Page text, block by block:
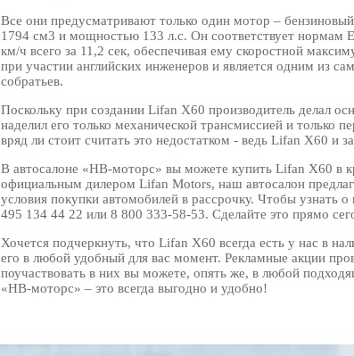
Все они предусматривают только один мотор –
1794 см3 и мощностью 133 л.с. Он соответствует нормам
км/ч всего за 11,2 сек, обеспечивая ему скоростной
при участии английских инженеров и является одним из
собратьев.
Поскольку при создании Lifan X60 производитель делал
наделил его только механической трансмиссией и только
вряд ли стоит считать это недостатком - ведь Lifan X60 и
В автосалоне «НВ-моторс» вы можете купить Lifan X60 в
официальным дилером Lifan Motors, наш автосалон
условия покупки автомобилей в рассрочку. Чтобы узнать
495 134 44 22 или 8 800 333-58-53. Сделайте это прямо
Хочется подчеркнуть, что Lifan X60 всегда есть у нас в
его в любой удобный для вас момент. Рекламные акции
поучаствовать в них вы можете, опять же, в любой
«НВ-моторс» – это всегда выгодно и удобно!